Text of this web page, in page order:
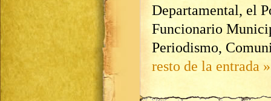
Departamental, el
Funcionario
Periodismo,
resto de la entrada »